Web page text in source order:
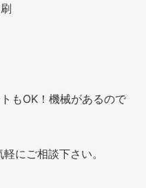
もOK！機械があるので
にご相談下さい。